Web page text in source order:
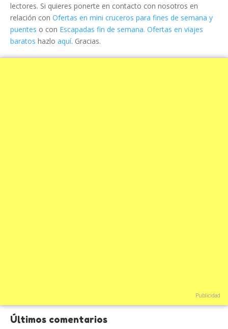
lectores. Si quieres ponerte en contacto con nosotros en
relación con Ofertas en mini cruceros para fines de semana y
puentes o con Escapadas fin de semana. Ofertas en viajes
baratos hazlo aquí. Gracias.
Publicidad
Últimos comentarios